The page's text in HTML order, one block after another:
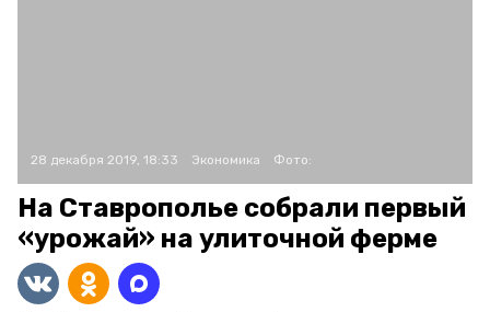
28 декабря 2019, 18:33 Экономика Фото:
На Ставрополье собрали первый
«урожай» на улиточной ферме